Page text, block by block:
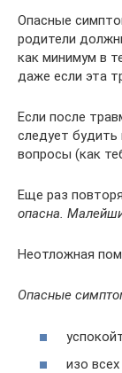
Опасные
родители
как минимум в
даже если эта
Если после
следует
вопросы (как
Еще раз
опасна.
Неотложная
Опасные
изо